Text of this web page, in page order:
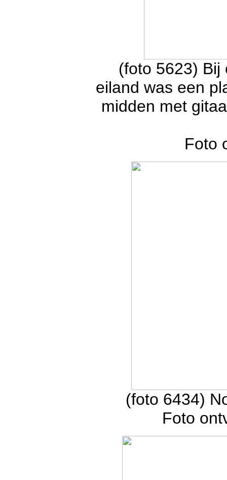
(foto 5623) Bij
eiland was een
midden met
Foto
(foto 6434)
Foto